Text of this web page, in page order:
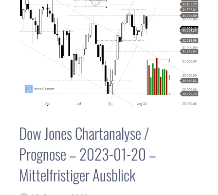
Dow Jones Chartanalyse /
Prognose – 2023-01-20 –
Mittelfristiger Ausblick